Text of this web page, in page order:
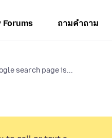
Forums ถามคำถาม
search page is...